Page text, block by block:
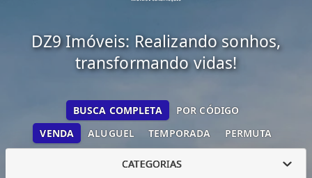
DZ9 Imóveis: Realizando sonhos,
transformando vidas!
VENDA ALUGUEL TEMPORADA PERMUTA
BUSCA COMPLETA POR CÓDIGO
CATEGORIAS